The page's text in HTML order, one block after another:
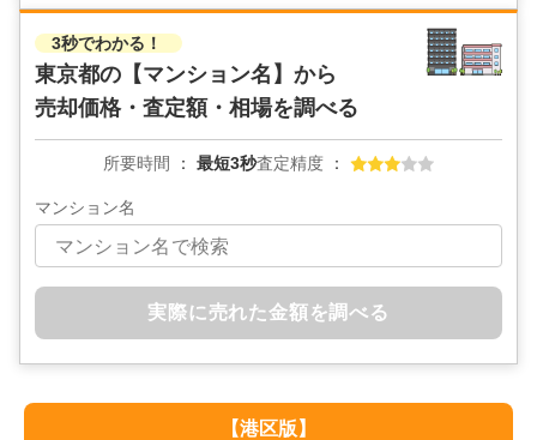
3秒でわかる！
東京都の 【マンション名】から
売却価格・査定額・相場を調べる
所要時間 最短3秒査定精度
マンション名
実際に売れた金額を調べる
【港区版】